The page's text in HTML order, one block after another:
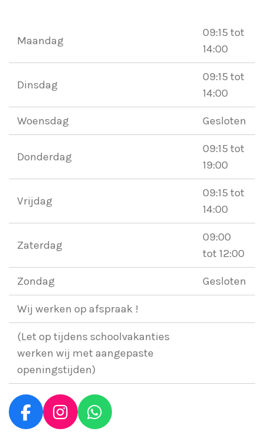
Maandag
09:15 tot
14:00
Dinsdag
09:15 tot
14:00
Woensdag Gesloten
Donderdag
09:15 tot
19:00
Vrijdag
09:15 tot
14:00
Zaterdag
09:00
tot 12:00
Zondag Gesloten
Wij werken op afspraak !
(Let op tijdens schoolvakanties
werken wij met aangepaste
openingstijden)
F
I
W